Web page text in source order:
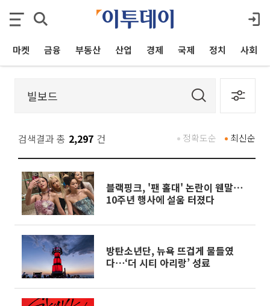
마켓 금융 부동산 산업 경제 국제 정치 사회
검색결과 총 2,297 건 최신순
정확도순
블랙핑크, '팬 홀대' 논란이 웬말⋯
10주년 행사에 설움 터졌다
방탄소년단, 뉴욕 뜨겁게 물들였
다⋯‘더 시티 아리랑’ 성료